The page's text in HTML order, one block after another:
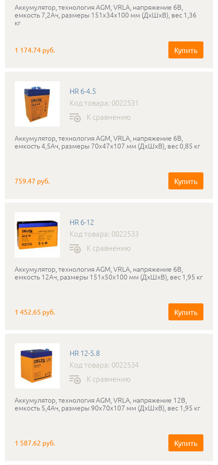
Аккумулятор, технология AGM, VRLA, напряжение 6В,
емкость 7,2Ач, размеры 151x34x100 мм (ДхШхВ), вес 1,36
кг
1 174.74 руб. Купить
HR 6-4.5
Код товара: 0022531
К сравнению
Аккумулятор, технология AGM, VRLA, напряжение 6В,
емкость 4,5Ач, размеры 70x47x107 мм (ДхШхВ), вес 0,85 кг
759.47 руб. Купить
HR 6-12
Код товара: 0022533
К сравнению
Аккумулятор, технология AGM, VRLA, напряжение 6В,
емкость 12Ач, размеры 151x50x100 мм (ДхШхВ), вес 1,95 кг
1 452.65 руб. Купить
HR 12-5.8
Код товара: 0022534
К сравнению
Аккумулятор, технология AGM, VRLA, напряжение 12В,
емкость 5,4Ач, размеры 90x70x107 мм (ДхШхВ), вес 1,95 кг
1 587.62 руб. Купить